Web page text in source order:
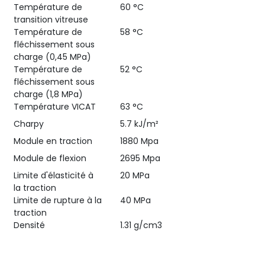
Température de
transition vitreuse
60 °C
Température de
fléchissement sous
charge (0,45 MPa)
58 °C
Température de
fléchissement sous
charge (1,8 MPa)
52 °C
Température VICAT
63 °C
Charpy
5.7 kJ/m²
Module en traction
1880 Mpa
Module de flexion
2695 Mpa
Limite d'élasticité à
la traction
20 MPa
Limite de rupture à la
traction
40 MPa
Densité 1.31 g/cm3